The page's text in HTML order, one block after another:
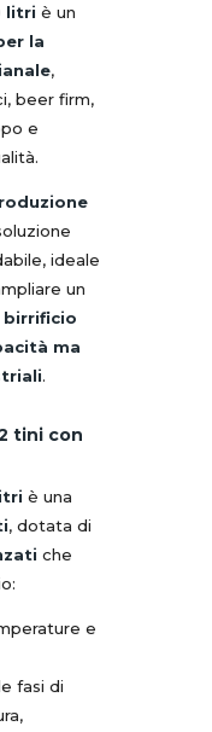
litri è un
la
,
beer firm,
e
ideale
un
birrificio
ma
.
tini con
è una
, dotata di
che
e
fasi di